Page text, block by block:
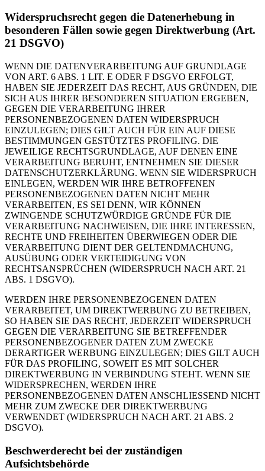
Widerspruchsrecht gegen die Datenerhebung in
besonderen Fällen sowie gegen Direktwerbung (Art.
21 DSGVO)
WENN DIE DATENVERARBEITUNG AUF GRUNDLAGE
VON ART. 6 ABS. 1 LIT. E ODER F DSGVO ERFOLGT,
HABEN SIE JEDERZEIT DAS RECHT, AUS GRÜNDEN, DIE
SICH AUS IHRER BESONDEREN SITUATION ERGEBEN,
GEGEN DIE VERARBEITUNG IHRER
PERSONENBEZOGENEN DATEN WIDERSPRUCH
EINZULEGEN; DIES GILT AUCH FÜR EIN AUF DIESE
BESTIMMUNGEN GESTÜTZTES PROFILING. DIE
JEWEILIGE RECHTSGRUNDLAGE, AUF DENEN EINE
VERARBEITUNG BERUHT, ENTNEHMEN SIE DIESER
DATENSCHUTZERKLÄRUNG. WENN SIE WIDERSPRUCH
EINLEGEN, WERDEN WIR IHRE BETROFFENEN
PERSONENBEZOGENEN DATEN NICHT MEHR
VERARBEITEN, ES SEI DENN, WIR KÖNNEN
ZWINGENDE SCHUTZWÜRDIGE GRÜNDE FÜR DIE
VERARBEITUNG NACHWEISEN, DIE IHRE INTERESSEN,
RECHTE UND FREIHEITEN ÜBERWIEGEN ODER DIE
VERARBEITUNG DIENT DER GELTENDMACHUNG,
AUSÜBUNG ODER VERTEIDIGUNG VON
RECHTSANSPRÜCHEN (WIDERSPRUCH NACH ART. 21
ABS. 1 DSGVO).
WERDEN IHRE PERSONENBEZOGENEN DATEN
VERARBEITET, UM DIREKTWERBUNG ZU BETREIBEN,
SO HABEN SIE DAS RECHT, JEDERZEIT WIDERSPRUCH
GEGEN DIE VERARBEITUNG SIE BETREFFENDER
PERSONENBEZOGENER DATEN ZUM ZWECKE
DERARTIGER WERBUNG EINZULEGEN; DIES GILT AUCH
FÜR DAS PROFILING, SOWEIT ES MIT SOLCHER
DIREKTWERBUNG IN VERBINDUNG STEHT. WENN SIE
WIDERSPRECHEN, WERDEN IHRE
PERSONENBEZOGENEN DATEN ANSCHLIESSEND NICHT
MEHR ZUM ZWECKE DER DIREKTWERBUNG
VERWENDET (WIDERSPRUCH NACH ART. 21 ABS. 2
DSGVO).
Beschwerderecht bei der zuständigen
Aufsichtsbehörde